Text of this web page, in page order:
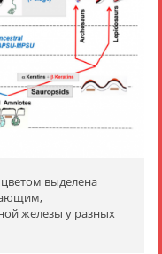
выделена
железы у разных